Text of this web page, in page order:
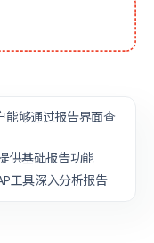
能够通过报告界面查
供基础报告功能
工具深入分析报告